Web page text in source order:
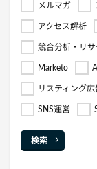
メルマガ
アクセス解析
競合分析・リサ
Marketo
リスティング広
SNS運営
検索